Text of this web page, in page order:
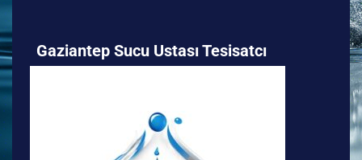
Gaziantep Sucu Ustası Tesisatcı